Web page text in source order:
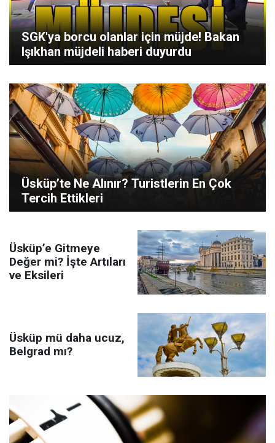
SGK'ya borcu olanlar için müjde! Bakan
Işıkhan müjdeli haberi duyurdu
Üsküp’te Ne Alınır? Turistlerin En Çok
Tercih Ettikleri
Üsküp’e Gitmeye
Değer mi? İşte Artıları
ve Eksileri
Üsküp mü daha ucuz,
Belgrad mı?